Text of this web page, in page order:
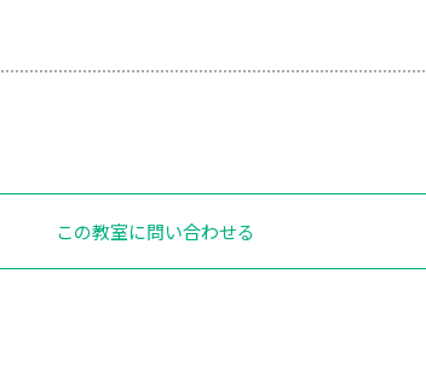
この教室に問い合わせる